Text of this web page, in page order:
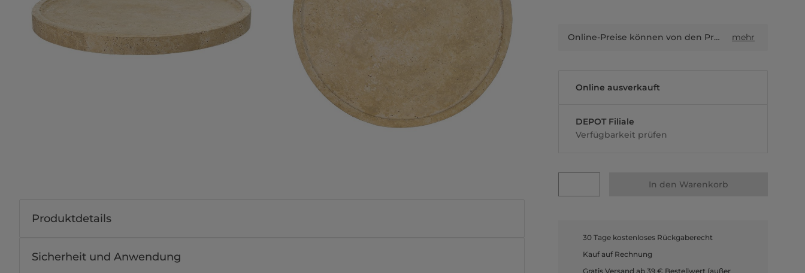
Online-Preise können von den Preisen in Filialen sowie Shop-in-Shop-Flächen abweichen. mehr
Online ausverkauft
DEPOT Filiale
Verfügbarkeit prüfen
In den Warenkorb
30 Tage kostenloses Rückgaberecht
Kauf auf Rechnung
Gratis Versand ab 39 € Bestellwert (außer
Produktdetails
Sicherheit und Anwendung